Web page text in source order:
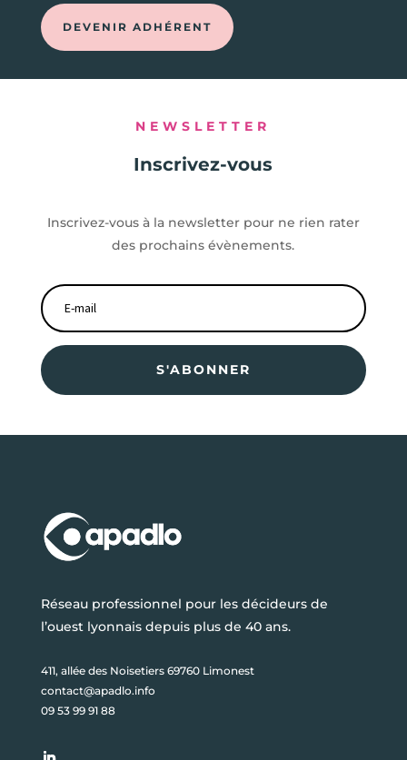
DEVENIR ADHÉRENT
NEWSLETTER
Inscrivez-vous
Inscrivez-vous à la newsletter pour ne rien rater
des prochains évènements.
S'ABONNER
Réseau professionnel pour les décideurs de
l’ouest lyonnais depuis plus de 40 ans.
411, allée des Noisetiers 69760 Limonest
contact@apadlo.info
09 53 99 91 88